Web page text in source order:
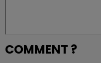
COMMENT ?